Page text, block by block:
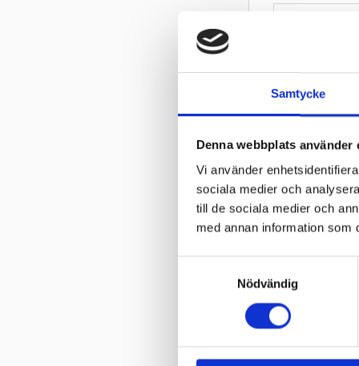
Samtycke
Denna webbplats använder
Vi använder
sociala medier och
till de sociala medier och
med annan information som
Nödvändig
Innerslang
12 TR13
Innerslang till
Moped /
100kr
131